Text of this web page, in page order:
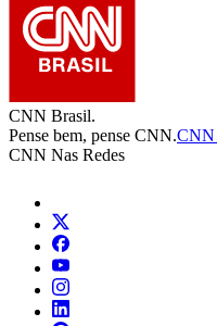
CNN Brasil.
Pense bem, pense CNN.
CNN Nas Redes